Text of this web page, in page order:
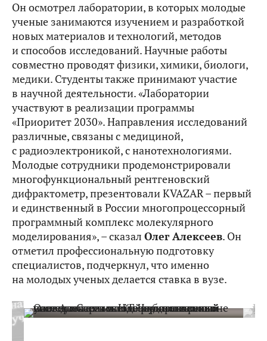
Он осмотрел лаборатории, в которых молодые
ученые занимаются изучением и разработкой
новых материалов и технологий, методов
и способов исследований. Научные работы
совместно проводят физики, химики, биологи,
медики. Студенты также принимают участие
в научной деятельности. «Лаборатории
участвуют в реализации программы
«Приоритет 2030». Направления исследований
различные, связаны с медициной,
с радиоэлектроникой, с нанотехнологиями.
Молодые сотрудники продемонстрировали
многофункциональный рентгеновский
дифрактометр, презентовали KVAZAR – первый
и единственный в России многопроцессорный
программный комплекс молекулярного
моделирования», – сказал Олег Алексеев. Он
отметил профессиональную подготовку
специалистов, подчеркнул, что именно
на молодых ученых делается ставка в вузе.